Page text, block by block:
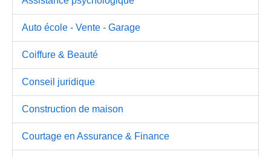
Auto école - Vente - Garage
Coiffure & Beauté
Conseil juridique
Construction de maison
Courtage en Assurance & Finance